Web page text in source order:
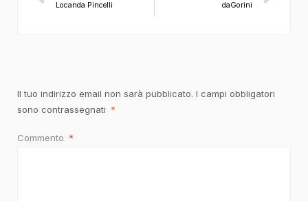
Locanda Pincelli daGorini
Il tuo indirizzo email non sarà pubblicato. I campi obbligatori
sono contrassegnati *
Commento *